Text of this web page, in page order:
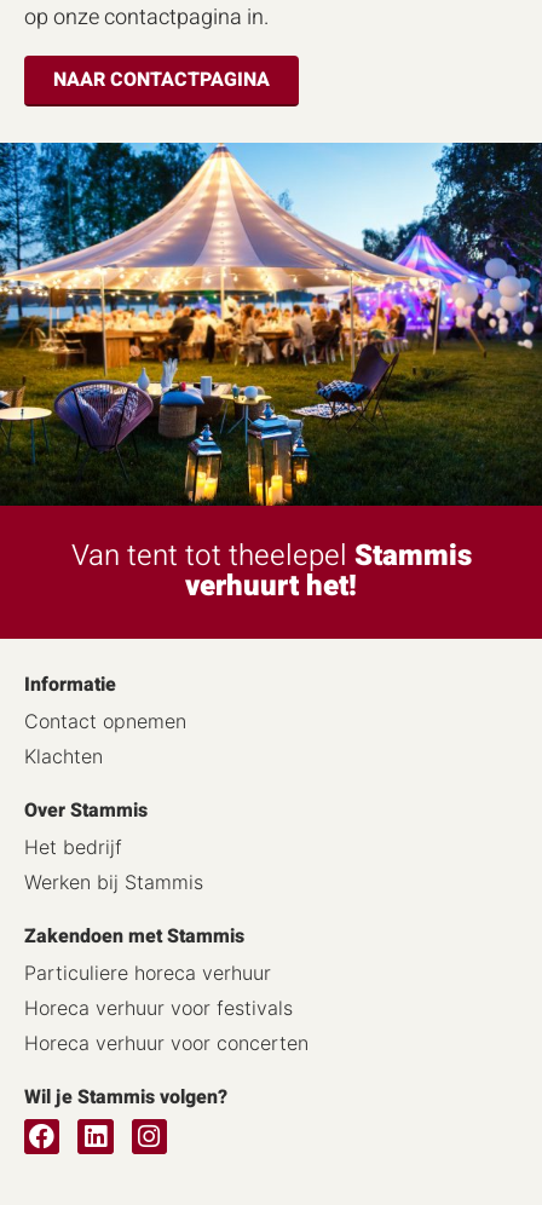
op onze contactpagina in.
NAAR CONTACTPAGINA
Van tent tot theelepel Stammis
verhuurt het!
Informatie
Contact opnemen
Klachten
Over Stammis
Het bedrijf
Werken bij Stammis
Zakendoen met Stammis
Particuliere horeca verhuur
Horeca verhuur voor festivals
Horeca verhuur voor concerten
Wil je Stammis volgen?